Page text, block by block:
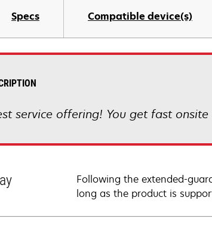
Specs Compatible device(s)
service offering! You get fast
Following the extended-
long as the product is